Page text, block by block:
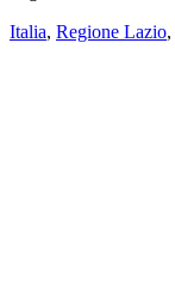
Italia, Regione Lazio,